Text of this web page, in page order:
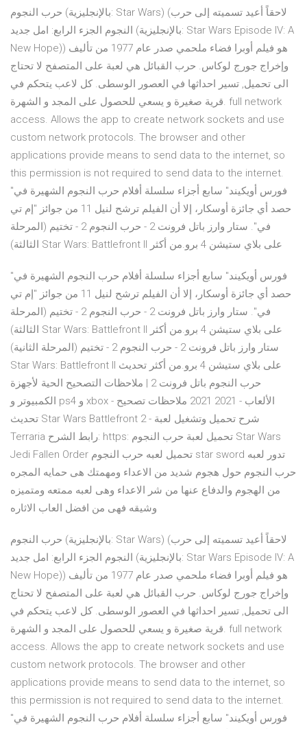
حرب النجوم (بالإنجليزية: Star Wars)‏ (لاحقاً أعيد تسميته إلى حرب
النجوم الجزء الرابع: امل جديد (بالإنجليزية: Star Wars Episode IV: A
New Hope)‏) هو فيلم أوبرا فضاء ملحمي صدر عام 1977 من تأليف
وإخراج جورج لوكاس. حرب القبائل هي لعبة على المتصفح لا تحتاج
الى تحميل, تسير احداثها في العصور الوسطى. كل لاعب يتحكم في
قرية صغيرة و يسعي للحصول على المجد و الشهرة. full network
access. Allows the app to create network sockets and use
custom network protocols. The browser and other
applications provide means to send data to the internet, so
this permission is not required to send data to the internet.
"فورس أويكيند" سابع أجزاء سلسلة أفلام حرب النجوم الشهيرة في
حصد أي جائزة أوسكار، إلا أن الفيلم ترشح لنيل 11 من جوائز "إم تي
في". ستار وارز باتل فرونت 2 - حرب النجوم 2 - تختيم (المرحلة
الثالثة) Star Wars: Battlefront II على بلاي ستيشن 4 برو.من أكثر
"فورس أويكيند" سابع أجزاء سلسلة أفلام حرب النجوم الشهيرة في
حصد أي جائزة أوسكار، إلا أن الفيلم ترشح لنيل 11 من جوائز "إم تي
في". ستار وارز باتل فرونت 2 - حرب النجوم 2 - تختيم (المرحلة
الثالثة) Star Wars: Battlefront II على بلاي ستيشن 4 برو.من أكثر
ستار وارز باتل فرونت 2 - حرب النجوم 2 - تختيم (المرحلة الثانية)
Star Wars: Battlefront II على بلاي ستيشن 4 برو.من أكثر تحديث
حرب النجوم باتل فرونت 2 | ملاحظات التصحيح الحية لأجهزة
الكمبيوتر و ps4 و xbox - الألعاب - 2021 2021 ملاحظات تصحيح
تحديث Star Wars Battlefront 2 - شرح تحميل وتشغيل لعبة
Terraria رابط الشرح: https: تحميل لعبة حرب النجوم Star Wars
Jedi Fallen Order تحميل لعبه حرب النجوم star sword تدور لعبه
حرب النجوم حول هجوم شديد من الاعداء ومهمتك هى حمايه المجره
من الهجوم والدفاع عنها من شر الاعداء وهى لعبه ممتعه ومتميزه
وشيقه فهى من افضل العاب الاثاره
حرب النجوم (بالإنجليزية: Star Wars)‏ (لاحقاً أعيد تسميته إلى حرب
النجوم الجزء الرابع: امل جديد (بالإنجليزية: Star Wars Episode IV: A
New Hope)‏) هو فيلم أوبرا فضاء ملحمي صدر عام 1977 من تأليف
وإخراج جورج لوكاس. حرب القبائل هي لعبة على المتصفح لا تحتاج
الى تحميل, تسير احداثها في العصور الوسطى. كل لاعب يتحكم في
قرية صغيرة و يسعي للحصول على المجد و الشهرة. full network
access. Allows the app to create network sockets and use
custom network protocols. The browser and other
applications provide means to send data to the internet, so
this permission is not required to send data to the internet.
"فورس أويكيند" سابع أجزاء سلسلة أفلام حرب النجوم الشهيرة في